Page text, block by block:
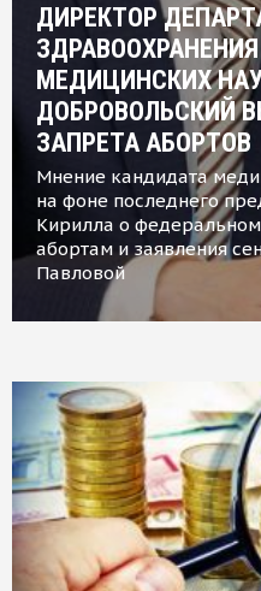
ДИРЕКТОР
МЕДИЦИНСКИХ
ДОБРОВОЛЬСКИЙ
ЗАПРЕТА АБОРТОВ
Мнение кандидата
на фоне последнего
Кирилла о
абортам и заявления
Павловой